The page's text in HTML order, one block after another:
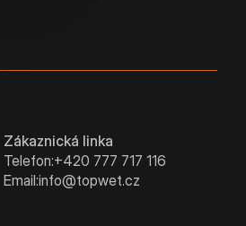
Zákaznická linka
Telefon:+420 777 717 116
Email:info@topwet.cz